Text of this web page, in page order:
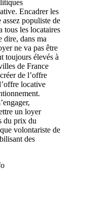
Encadrer les
assez populiste de
tous les locataires
dire, dans ma
ne va pas être
toujours élevés à
de France
de l’offre
locative
un loyer
du prix du
volontariste de
des